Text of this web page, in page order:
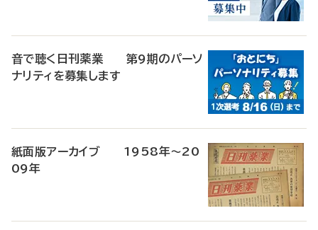
音で聴く日刊薬業 第9期のパーソ
ナリティを募集します
紙面版アーカイブ 1958年～20
09年